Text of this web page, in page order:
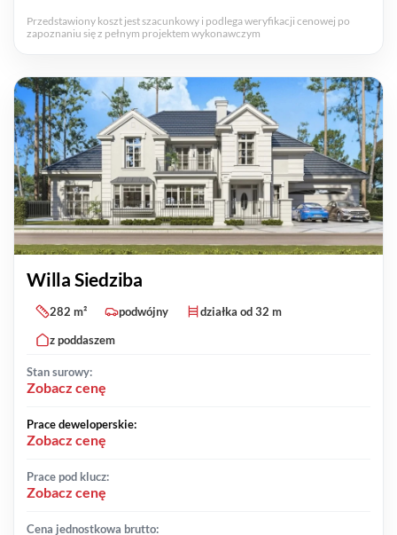
Przedstawiony koszt jest szacunkowy i podlega weryfikacji cenowej po
zapoznaniu się z pełnym projektem wykonawczym
Willa Siedziba
282 m² podwójny
działka od 32 m
z poddaszem
Stan surowy:
Zobacz cenę
Prace deweloperskie:
Zobacz cenę
Prace pod klucz:
Zobacz cenę
Cena jednostkowa brutto: